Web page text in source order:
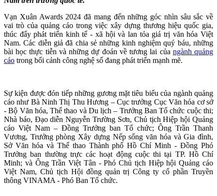
Vạn Xuân Awards 2024 đã mang đến những góc nhìn sâu sắc về
vai trò của quảng cáo trong việc xây dựng thương hiệu quốc gia,
thúc đẩy phát triển kinh tế - xã hội và lan tỏa giá trị văn hóa Việt
Nam. Các diễn giả đã chia sẻ những kinh nghiệm quý báu, những
bài học thực tiễn và những dự đoán về tương lai của ngành quảng
cáo trong bối cảnh công nghệ số đang phát triển mạnh mẽ.
Sự kiện được đón tiếp những gương mặt tiêu biểu của ngành quảng
cáo như Bà Ninh Thị Thu Hương – Cục trưởng Cục Văn hóa cơ sở
- Bộ Văn hóa, Thể thao và Du lịch – Trưởng Ban Tổ chức cuộc thi;
Nhà báo, Đạo diễn Nguyễn Trường Sơn, Chủ tịch Hiệp hội Quảng
cáo Việt Nam – Đồng Trưởng ban Tổ chức; Ông Trần Thanh
Vương, Trưởng phòng Xây dựng Nếp sống văn hóa và Gia đình,
Sở Văn hóa và Thể thao Thành phố Hồ Chí Minh - Đồng Phó
Trưởng ban thường trực các hoạt động cuộc thi tại TP. Hồ Chí
Minh; và Ông Trần Việt Tân - Phó Chủ tịch Hiệp hội Quảng cáo
Việt Nam, Chủ tịch Hội đồng quản trị Công ty cổ phần Truyền
thông VINAMA - Phó Ban Tổ chức.